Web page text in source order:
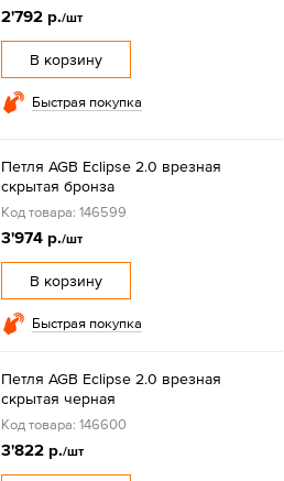
2'792 р./шт
В корзину
Быстрая покупка
Петля AGB Eclipse 2.0 врезная
скрытая бронза
Код товара: 146599
3'974 р./шт
В корзину
Быстрая покупка
Петля AGB Eclipse 2.0 врезная
скрытая черная
Код товара: 146600
3'822 р./шт